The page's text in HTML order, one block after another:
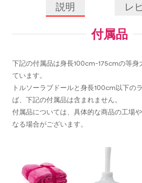
説明 レ
付属品
下記の付属品は身長100cm-175cmの等身
ています。
トルソーラブドールと身長100cm以下の
ば、下記の付属品は含まれません。
付属品については、具体的な商品の工場
なる場合がございます。